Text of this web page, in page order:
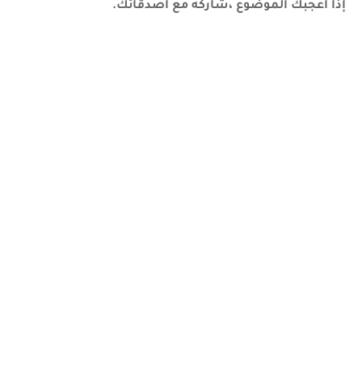
إذا أعجبك الموضوع ،شاركه مع أصدقائك.